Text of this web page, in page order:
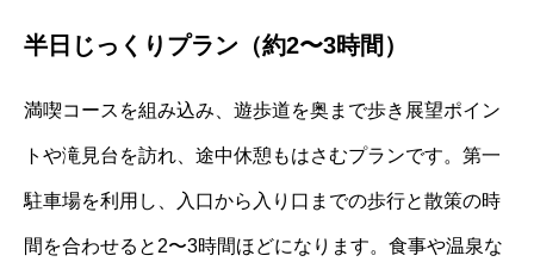
半日じっくりプラン（約2〜3時間）
満喫コースを組み込み、遊歩道を奥まで歩き展望ポイン
トや滝見台を訪れ、途中休憩もはさむプランです。第一
駐車場を利用し、入口から入り口までの歩行と散策の時
間を合わせると2〜3時間ほどになります。食事や温泉な